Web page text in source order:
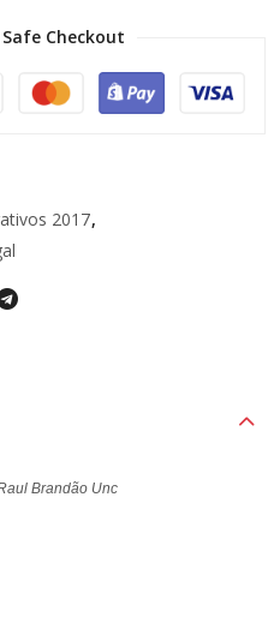
Checkout
2017,
Brandão Unc